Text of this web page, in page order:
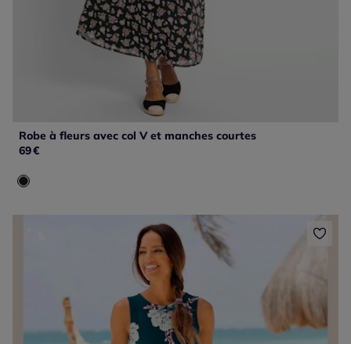
Robe à fleurs avec col V et manches courtes
69€